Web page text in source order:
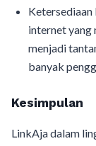
internet yang
menjadi
banyak
Kesimpulan
LinkAja dalam